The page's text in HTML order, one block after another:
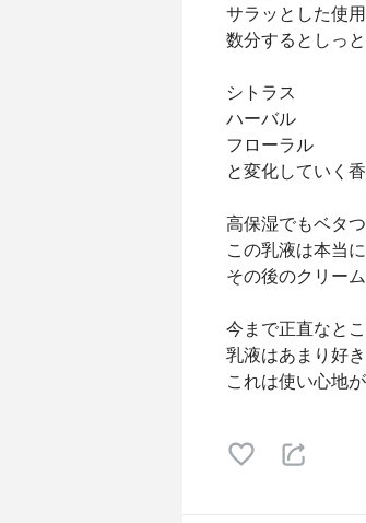
サラッとした使
数分するとしっ
シトラス
ハーバル
フローラル
と変化していく
高保湿でもベタ
この乳液は本当
その後のクリー
今まで正直なと
乳液はあまり好
これは使い心地